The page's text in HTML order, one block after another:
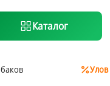
Каталог
Улов